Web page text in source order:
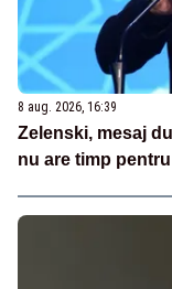
8 aug. 2026, 16:39
Zelenski, mesaj
nu are timp